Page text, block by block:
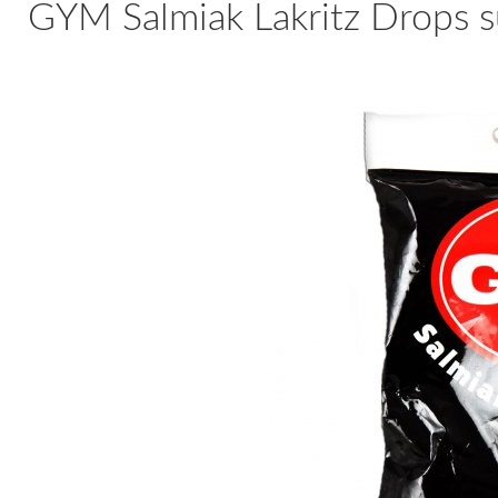
GYM Salmiak Lakritz Drops